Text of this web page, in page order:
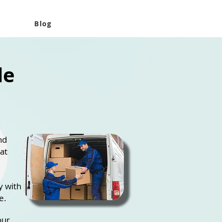
Blog
with